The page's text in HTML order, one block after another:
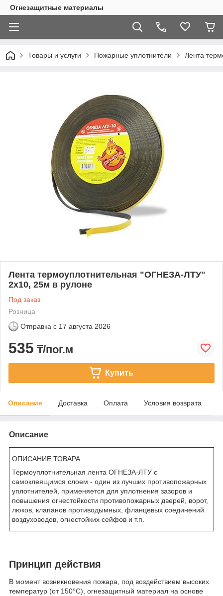
Огнезащитные материалы
Товары и услуги Пожарные уплотнители Лента
Лента термоуплотнительная "ОГНЕЗА-ЛТУ"
2х10, 25м в рулоне
Под заказ
Розница
Отправка с 17 августа 2026
535 ₸/пог.м
Купить
Описание Доставка Оплата Условия возврата
Описание
ОПИСАНИЕ ТОВАРА:
Термоуплотнительная лента ОГНЕЗА-ЛТУ с
самоклеящимся слоем - один из лучших противопожарных
уплотнителей, применяется для уплотнения зазоров и
повышения огнестойкости противопожарных дверей, ворот,
люков, клапанов противодымных, фланцевых соединений
воздуховодов, огнестойких сейфов и т.п.
Принцип действия
В момент возникновения пожара, под воздействием высоких
температур (от 150°С), огнезащитный материал на основе